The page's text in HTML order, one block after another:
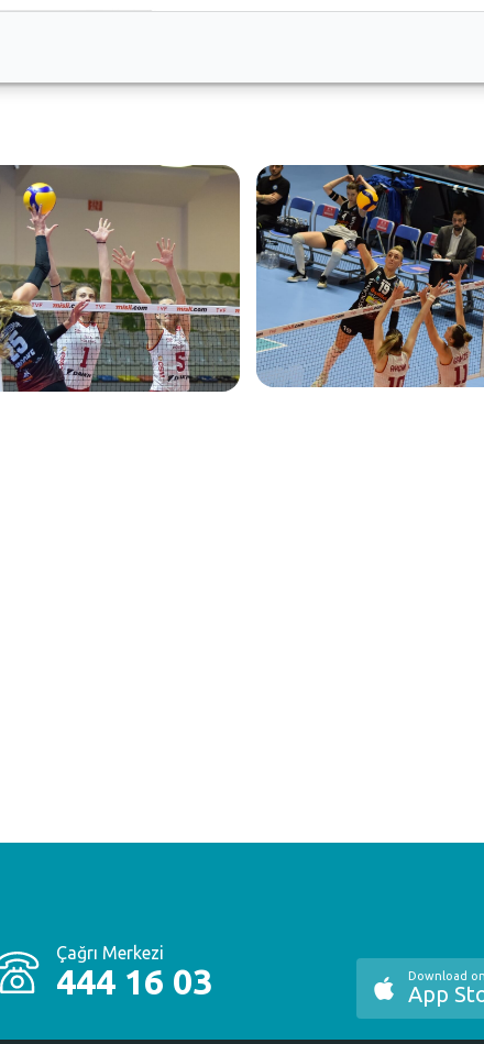
Challenge Kupası’nda, 6. bitiren takım da Balkan
Çağrı Merkezi
444 16 03 Download
App